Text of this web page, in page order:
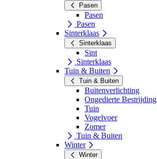
Pasen
Pasen
Pasen
Sinterklaas
Sinterklaas
Sint
Sinterklaas
Tuin & Buiten
Tuin & Buiten
Buitenverlichting
Ongedierte Bestrijding
Tuin
Vogelvoer
Zomer
Tuin & Buiten
Winter
Winter